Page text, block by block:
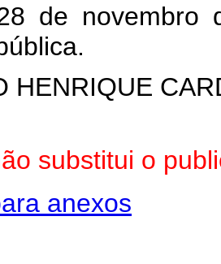
de novembro
HENRIQUE
substitui o
anexos